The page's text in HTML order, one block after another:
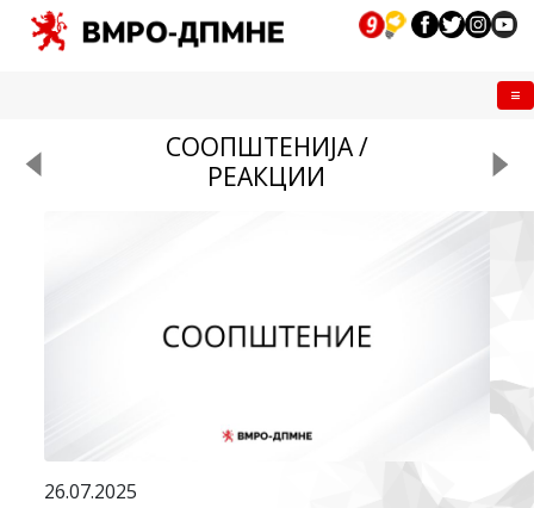
СООПШТЕНИЈА /
РЕАКЦИИ
26.07.2025